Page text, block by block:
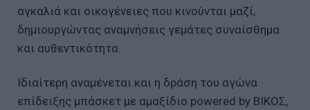
αγκαλιά και οικογένειες που κινούνται μαζί,
δημιουργώντας αναμνήσεις γεμάτες συναίσθημα
και αυθεντικότητα.
Ιδιαίτερη αναμένεται και η δράση του αγώνα
επίδειξης μπάσκετ με αμαξίδιο powered by ΒΙΚΟΣ,